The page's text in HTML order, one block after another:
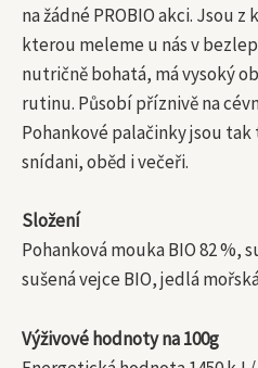
na žádné PROBIO akci. Jsou
kterou meleme u nás v
nutričně bohatá, má vysoký
rutinu. Působí příznivě na
Pohankové palačinky jsou
snídani, oběd i večeři.
Složení
Pohanková mouka BIO 82 %,
sušená vejce BIO, jedlá
Výživové hodnoty na 100g